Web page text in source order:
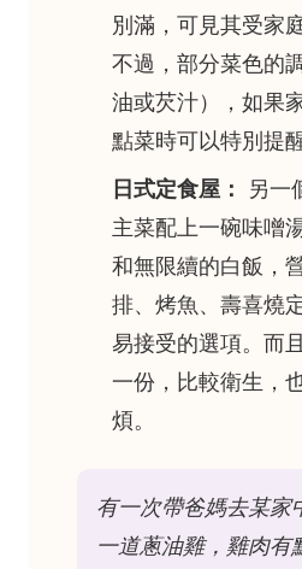
別滿，可見其受家
不過，部分菜色的
油或芡汁），如果
點菜時可以特別提醒
日式定食屋：
另一
主菜配上一碗味噌
和無限續的白飯，
排、烤魚、壽喜燒
易接受的選項。而
一份，比較衛生，
煩。
有一次帶爸媽去某家
一道蔥油雞，雞肉有